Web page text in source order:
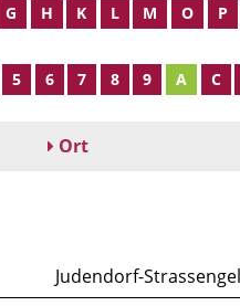
G H K L M O P
5 6 7 8 9 A C
Ort
Judendorf-Strassengel